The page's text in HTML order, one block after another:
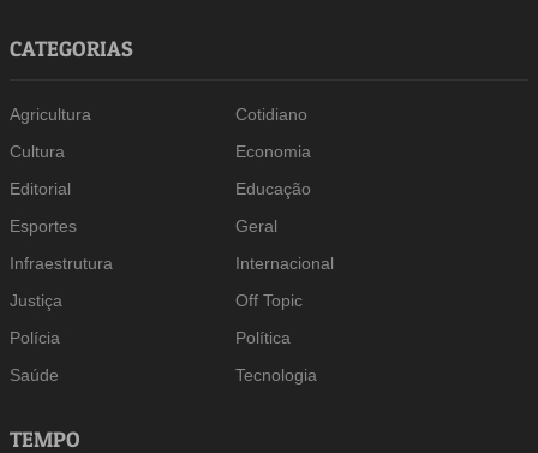
CATEGORIAS
Agricultura
Cotidiano
Cultura
Economia
Editorial
Educação
Esportes
Geral
Infraestrutura
Internacional
Justiça
Off Topic
Polícia
Política
Saúde
Tecnologia
TEMPO